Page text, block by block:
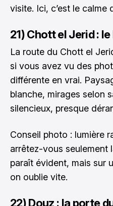
visite. Ici, c’est le calme
21) Chott el Jerid :
La route du Chott el
si vous avez vu des
différente en vrai.
blanche, mirages selon
silencieux, presque
Conseil photo : lumière
arrêtez-vous seulement
paraît évident, mais sur
on oublie vite.
22) Douz : la porte